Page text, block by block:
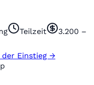
Teilzeit
3.200 –
Einstieg →